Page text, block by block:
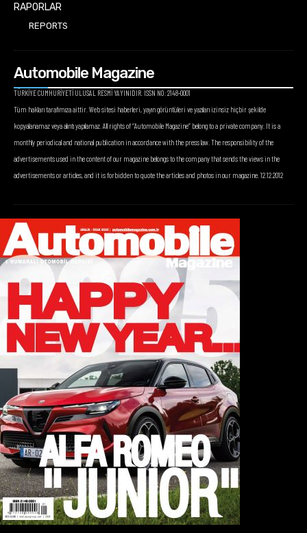
RAPORLAR
REPORTS
Automobile Magazine
TÜRKİYE CUMHURİYETİ ULUSAL RESMİ YAYINIDIR. ISSN NO: 2148-0001
Tüm hakları tarafımıza aittir. Web sitesi haberleri, yayın görüntüleri ve yazıları izinsiz hiçbir şekilde
kopyalanamaz veya alıntı yapılamaz. All rights of “Automobile Magazine” belong to a private company. It is a
monthly periodical and national publication in accordance with the press law. The responsibility of the
advertisements used in the content of our magazine belongs to the company that sends the views in the
advertisements or articles, and it is forbidden to quote the articles and photos in our magazine. 12.12.2012